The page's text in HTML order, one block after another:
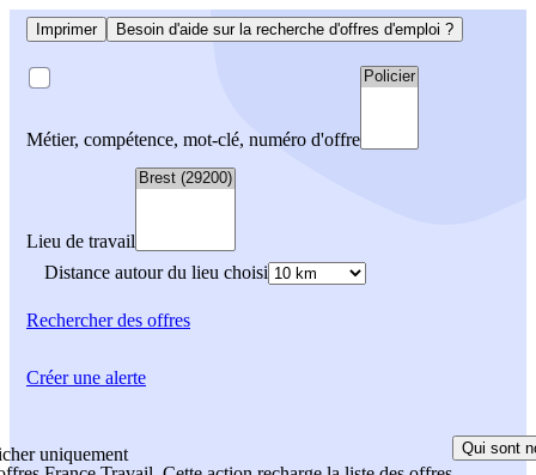
Imprimer Besoin d'aide sur la recherche d'offres d'emploi ?
Métier, compétence, mot-clé, numéro d'offre
Lieu de travail
Distance autour du lieu choisi
Rechercherdes offres
uniquement
Qui sont
Créer une alerte